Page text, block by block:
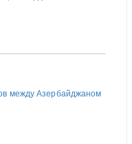
между Азербайджаном